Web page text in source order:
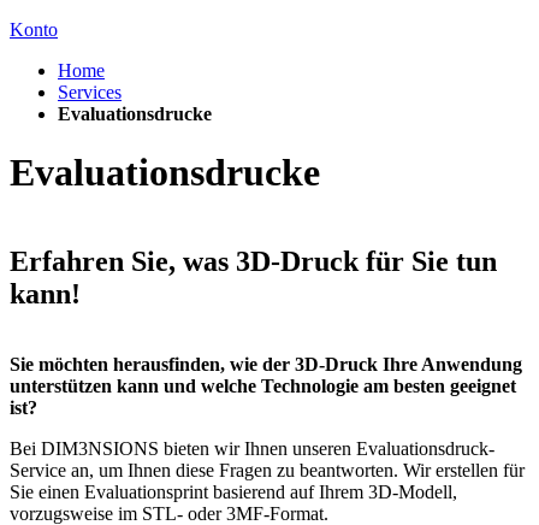
Konto
Home
Services
Evaluationsdrucke
Evaluationsdrucke
Erfahren Sie, was 3D-Druck für Sie tun
kann!
Sie möchten herausfinden, wie der 3D-Druck Ihre Anwendung
unterstützen kann und welche Technologie am besten geeignet
ist?
Bei DIM3NSIONS bieten wir Ihnen unseren Evaluationsdruck-
Service an, um Ihnen diese Fragen zu beantworten. Wir erstellen für
Sie einen Evaluationsprint basierend auf Ihrem 3D-Modell,
vorzugsweise im STL- oder 3MF-Format.